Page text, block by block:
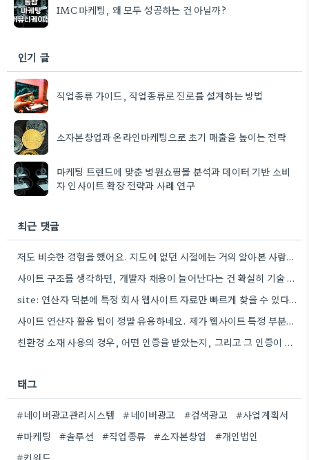
IMC마케팅, 왜 모두 성공하는 건 아닐까?
인기 글
직업종류 가이드, 직업종류로 진로를 설계하는 방법
소자본창업과 온라인마케팅으로 초기 매출을 높이는 전략
마케팅 트렌드에 맞춘 병원쇼핑몰 분석과 데이터 기반 소비
자 인사이트 확장 전략과 사례 연구
최근 댓글
저도 비슷한 경험을 했어요. 지도에 없던 시절에는 거의 알아본 사람이 없었는데, 등록하고 나서 문의가 늘어나는…
사이트 구조를 생각하면, 개발자 채용이 늘어난다는 건 확실히 기술 투자 확대 가능성이 높다는 점이 흥미롭네요.
site: 연산자 덕분에 특정 회사 웹사이트 자료만 빠르게 찾을 수 있다는 점이 흥미로웠어요. 실제로 활용하면…
사이트 연산자 활용 팁이 정말 유용하네요. 제가 웹사이트 특정 부분만 검색할 때 항상 직접 검색어를…
친환경 소재 사용의 경우, 어떤 인증을 받았는지, 그리고 그 인증이 실제로 고객에게 어떤 긍정적인 경험으로…
태그
#네이버광고관리시스템 #네이버광고 #검색광고
#사업계획서
#마케팅
#솔루션 #직업종류 #소자본창업
#개인법인
#키워드